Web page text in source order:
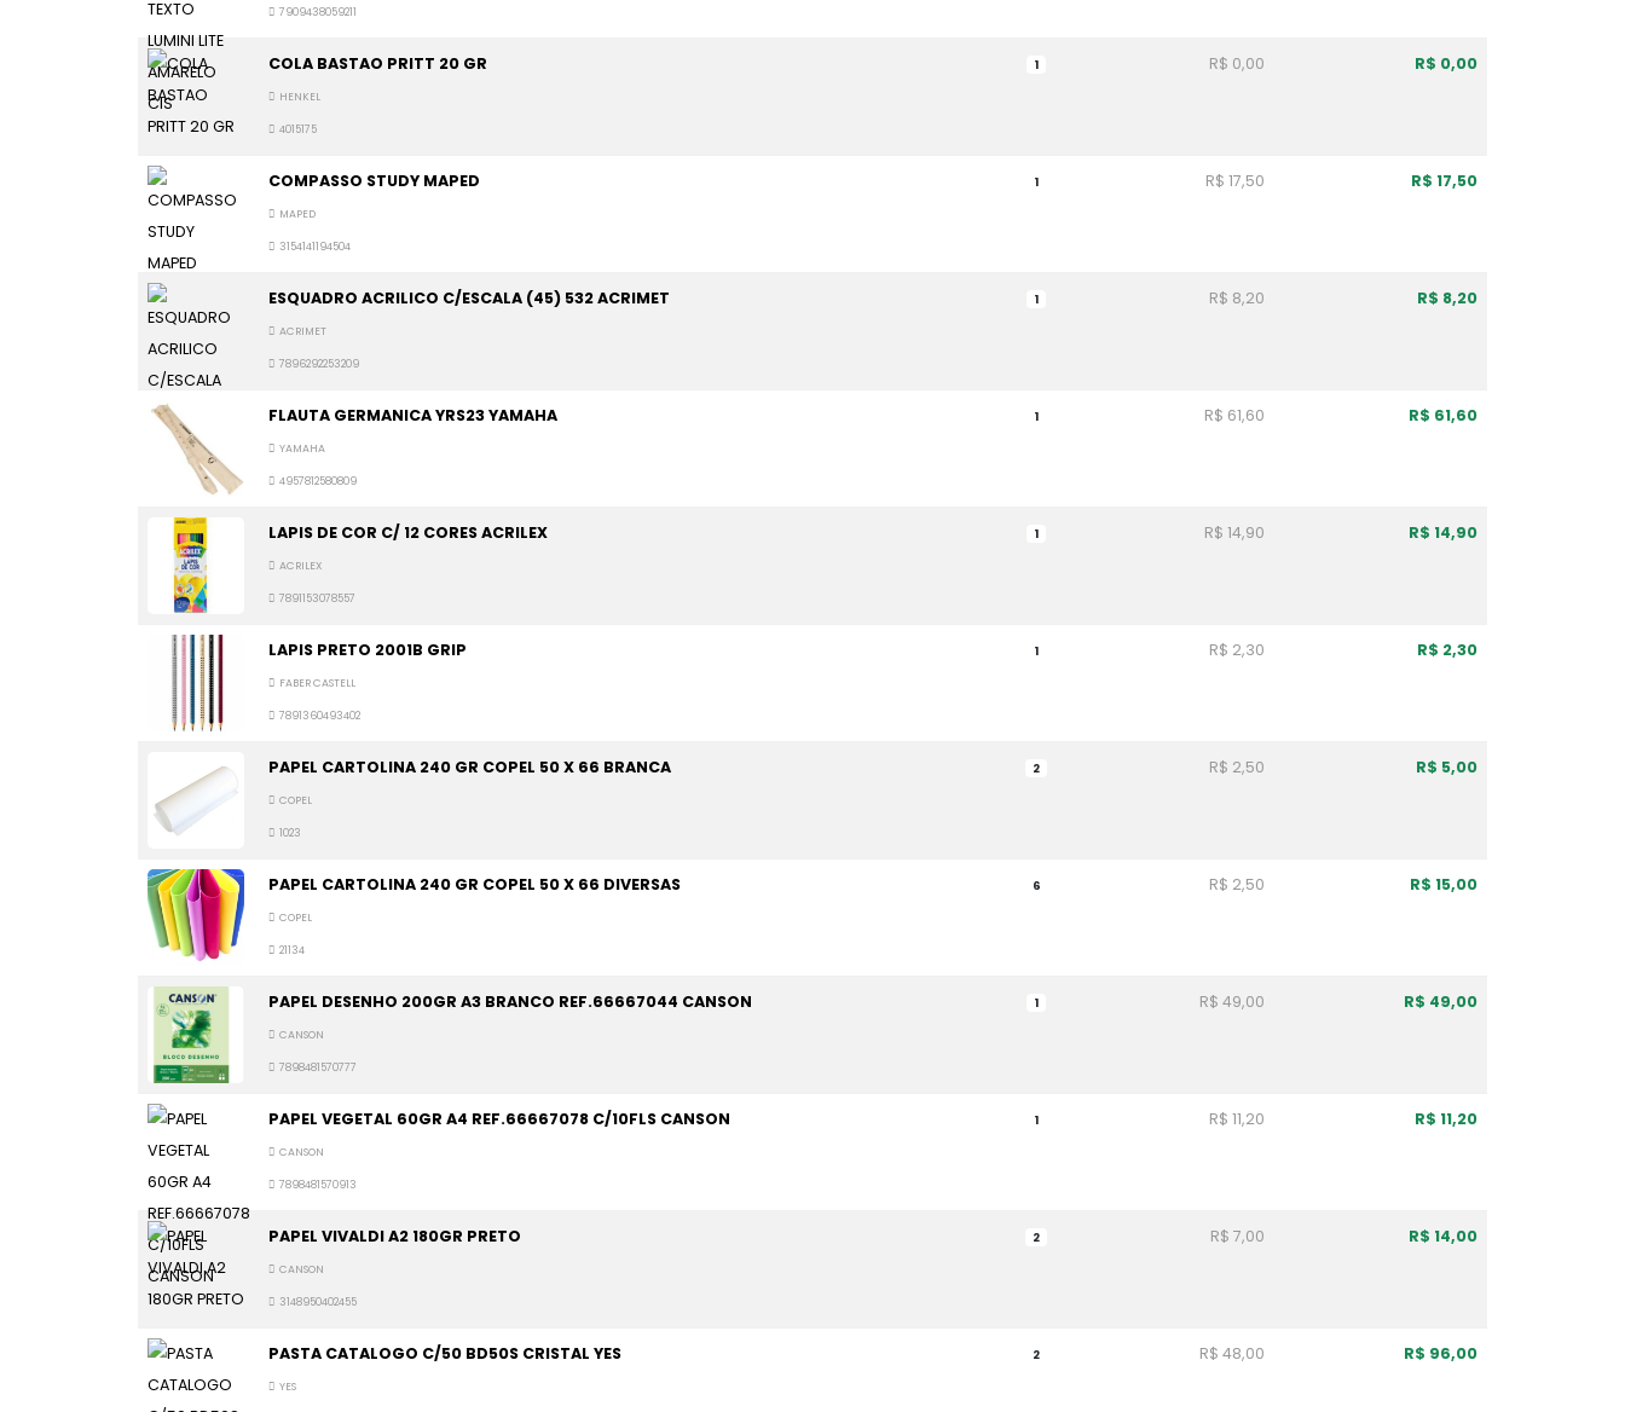
7909438059211
COLA BASTAO PRITT 20 GR
HENKEL
4015175
1 R$ 0,00 R$ 0,00
COMPASSO STUDY MAPED
MAPED
3154141194504
1 R$ 17,50 R$ 17,50
ESQUADRO ACRILICO C/ESCALA (45) 532 ACRIMET
ACRIMET
7896292253209
1 R$ 8,20 R$ 8,20
FLAUTA GERMANICA YRS23 YAMAHA
YAMAHA
4957812580809
1 R$ 61,60 R$ 61,60
LAPIS DE COR C/ 12 CORES ACRILEX
ACRILEX
7891153078557
1 R$ 14,90 R$ 14,90
LAPIS PRETO 2001B GRIP
FABER CASTELL
7891360493402
1 R$ 2,30 R$ 2,30
PAPEL CARTOLINA 240 GR COPEL 50 X 66 BRANCA
COPEL
1023
2 R$ 2,50 R$ 5,00
PAPEL CARTOLINA 240 GR COPEL 50 X 66 DIVERSAS
COPEL
21134
6 R$ 2,50 R$ 15,00
PAPEL DESENHO 200GR A3 BRANCO REF.66667044 CANSON
CANSON
7898481570777
1 R$ 49,00 R$ 49,00
PAPEL VEGETAL 60GR A4 REF.66667078 C/10FLS CANSON
CANSON
7898481570913
1 R$ 11,20 R$ 11,20
PAPEL VIVALDI A2 180GR PRETO
CANSON
3148950402455
2 R$ 7,00 R$ 14,00
PASTA CATALOGO C/50 BD50S CRISTAL YES
YES
2 R$ 48,00 R$ 96,00